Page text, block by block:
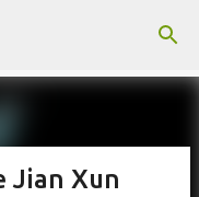
Jian Xun